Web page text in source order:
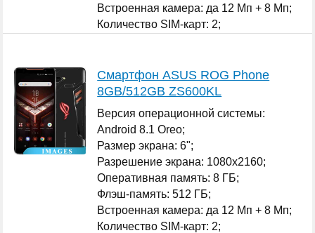
Встроенная камера: да 12 Мп + 8 Мп;
Количество SIM-карт: 2;
Смартфон ASUS ROG Phone
8GB/512GB ZS600KL
Версия операционной системы:
Android 8.1 Oreo;
Размер экрана: 6";
Разрешение экрана: 1080x2160;
Оперативная память: 8 ГБ;
Флэш-память: 512 ГБ;
Встроенная камера: да 12 Мп + 8 Мп;
Количество SIM-карт: 2;